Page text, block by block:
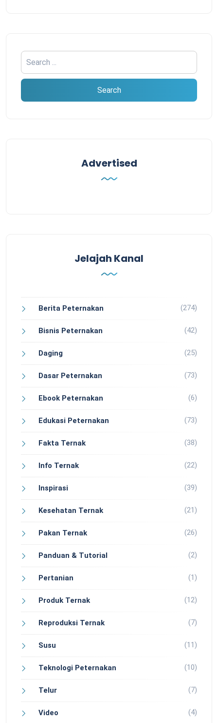
Advertised
Jelajah Kanal
Berita Peternakan (274)
Bisnis Peternakan (42)
Daging (25)
Dasar Peternakan (73)
Ebook Peternakan (6)
Edukasi Peternakan (73)
Fakta Ternak (38)
Info Ternak (22)
Inspirasi (39)
Kesehatan Ternak (21)
Pakan Ternak (26)
Panduan & Tutorial (2)
Pertanian (1)
Produk Ternak (12)
Reproduksi Ternak (7)
Susu (11)
Teknologi Peternakan (10)
Telur (7)
Video (4)